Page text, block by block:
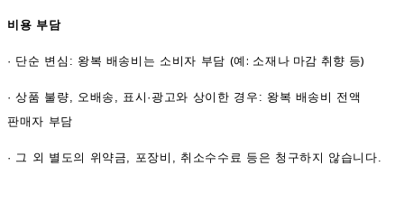
비용 부담
· 단순 변심: 왕복 배송비는 소비자 부담 (예: 소재나 마감 취향 등)
·상품 불량, 오배송, 표시·광고와 상이한 경우: 왕복 배송비 전액
판매자 부담
· 그 외 별도의 위약금, 포장비, 취소수수료 등은 청구하지 않습니다.